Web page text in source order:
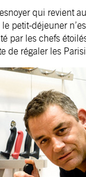
qui revient
petit-déjeuner
par les chefs
de régaler les